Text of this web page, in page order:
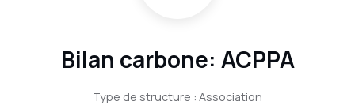
Bilan carbone: ACPPA
Type de structure : Association